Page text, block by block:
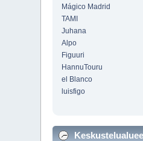
Mágico Madrid
TAMI
Juhana
Alpo
Figuuri
HannuTouru
el Blanco
luisfigo